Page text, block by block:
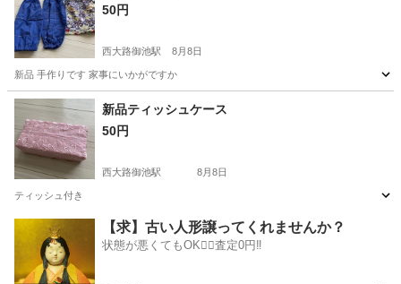
50円
西大路御池駅 8月8日
新品 手作りです 家事にいかがですか
京都 京都市 西大路御池駅 その他
新品ティッシュケース
50円
西大路御池駅 8月8日
ティッシュ付き
西大路御池駅 その他 ティッシュ
【求】古い人形譲ってくれませんか？
状態が悪くてもOK🙆‍♀️査定0円‼️